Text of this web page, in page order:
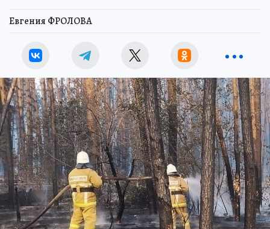
Евгения ФРОЛОВА